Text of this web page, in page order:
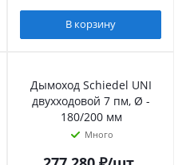
В корзину
Дымоход Schiedel UNI
двухходовой 7 пм, Ø -
180/200 мм
Много